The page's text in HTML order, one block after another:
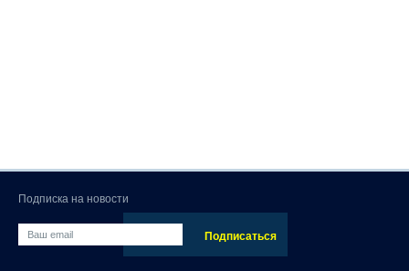
Подписка на новости